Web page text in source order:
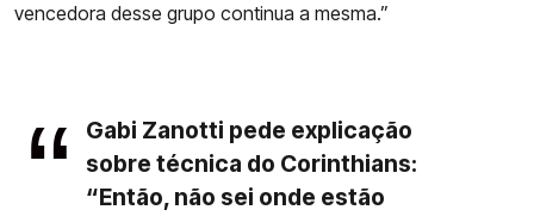
vencedora desse grupo continua a mesma.”
Gabi Zanotti pede explicação
sobre técnica do Corinthians:
“Então, não sei onde estão